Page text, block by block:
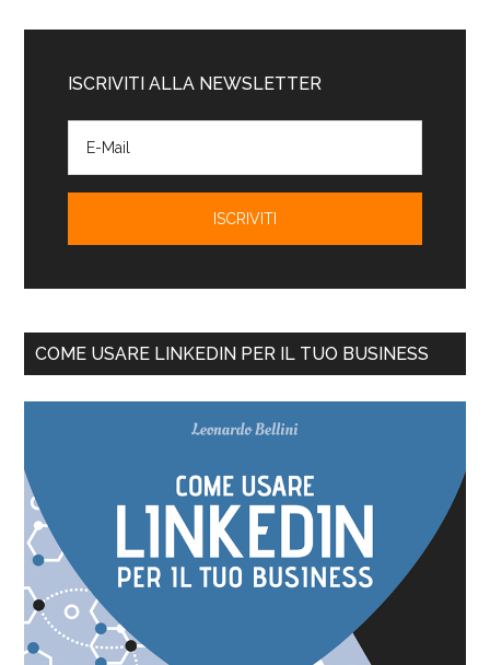
ISCRIVITI ALLA NEWSLETTER
COME USARE LINKEDIN PER IL TUO BUSINESS